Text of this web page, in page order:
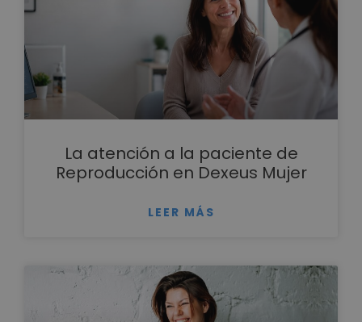
La atención a la paciente de
Reproducción en Dexeus Mujer
LEER MÁS